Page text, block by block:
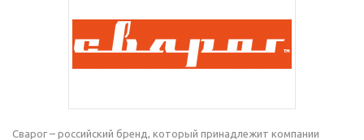
Сварог – российский бренд, который принадлежит компании